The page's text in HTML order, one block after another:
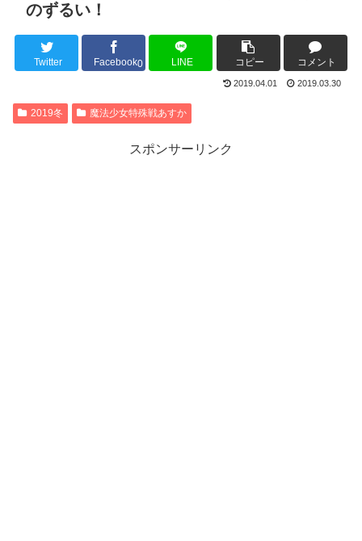
Powered by livedoor 相互RSS
のずるい！
Twitter Facebook0 LINE コピー コメント
2019.04.01 2019.03.30
2019冬 魔法少女特殊戦あすか
スポンサーリンク